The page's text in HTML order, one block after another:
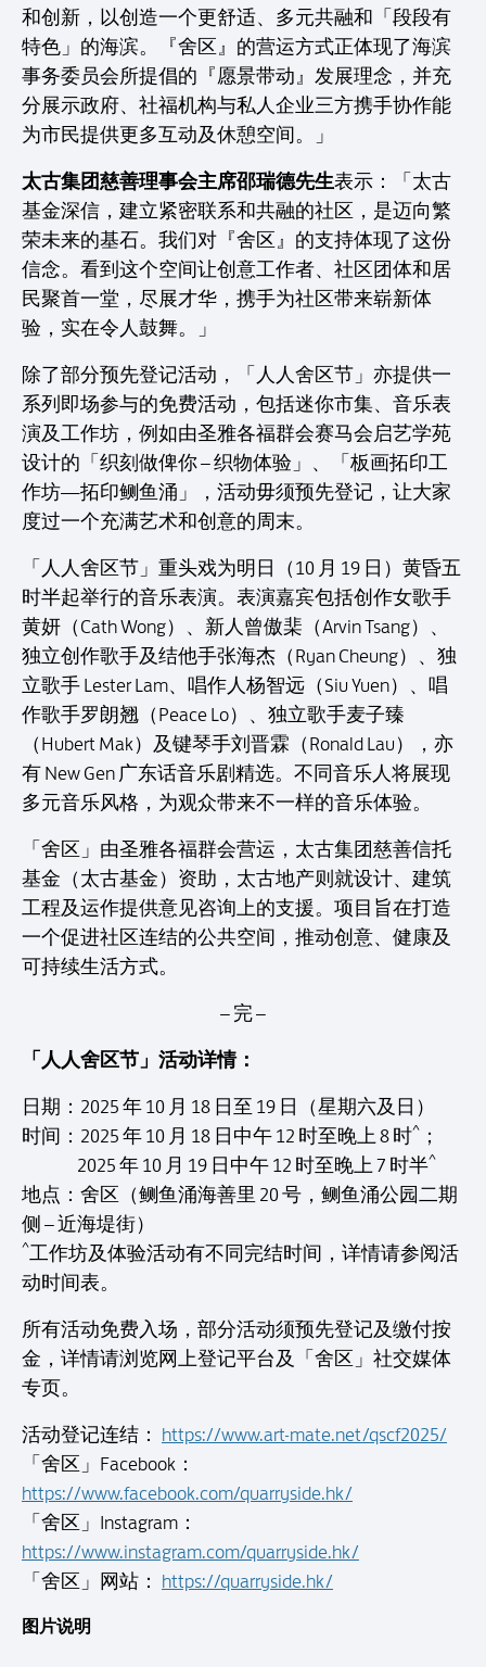
和创新，以创造一个更舒适、多元共融和「段段有
特色」的海滨。『舍区』的营运方式正体现了海滨
事务委员会所提倡的『愿景带动』发展理念，并充
分展示政府、社福机构与私人企业三方携手协作能
为市民提供更多互动及休憩空间。」
太古集团慈善理事会主席邵瑞德先生表示：「太古
基金深信，建立紧密联系和共融的社区，是迈向繁
荣未来的基石。我们对『舍区』的支持体现了这份
信念。看到这个空间让创意工作者、社区团体和居
民聚首一堂，尽展才华，携手为社区带来崭新体
验，实在令人鼓舞。」
除了部分预先登记活动，「人人舍区节」亦提供一
系列即场参与的免费活动，包括迷你市集、音乐表
演及工作坊，例如由圣雅各福群会赛马会启艺学苑
设计的「织刻做俾你 – 织物体验」、「板画拓印工
作坊—拓印鲗鱼涌」，活动毋须预先登记，让大家
度过一个充满艺术和创意的周末。
「人人舍区节」重头戏为明日（10 月 19 日）黄昏五
时半起举行的音乐表演。表演嘉宾包括创作女歌手
黄妍（Cath Wong）、新人曾傲棐（Arvin Tsang）、
独立创作歌手及结他手张海杰（Ryan Cheung）、独
立歌手 Lester Lam、唱作人杨智远（Siu Yuen）、唱
作歌手罗朗翘（Peace Lo）、独立歌手麦子臻
（Hubert Mak）及键琴手刘晋霖（Ronald Lau），亦
有 New Gen 广东话音乐剧精选。不同音乐人将展现
多元音乐风格，为观众带来不一样的音乐体验。
「舍区」由圣雅各福群会营运，太古集团慈善信托
基金（太古基金）资助，太古地产则就设计、建筑
工程及运作提供意见咨询上的支援。项目旨在打造
一个促进社区连结的公共空间，推动创意、健康及
可持续生活方式。
– 完 –
「人人舍区节」活动详情：
日期：2025 年 10 月 18 日至 19 日（星期六及日）
时间：2025 年 10 月 18 日中午 12 时至晚上 8 时^ ；
2025 年 10 月 19 日中午 12 时至晚上 7 时半^
地点：舍区（鲗鱼涌海善里 20 号，鲗鱼涌公园二期
侧 – 近海堤街）
^工作坊及体验活动有不同完结时间，详情请参阅活
动时间表。
所有活动免费入场，部分活动须预先登记及缴付按
金，详情请浏览网上登记平台及「舍区」社交媒体
专页。
活动登记连结： https://www.art-mate.net/qscf2025/
「舍区」Facebook：
https://www.facebook.com/quarryside.hk/
「舍区」Instagram：
https://www.instagram.com/quarryside.hk/
「舍区」网站： https://quarryside.hk/
图片说明